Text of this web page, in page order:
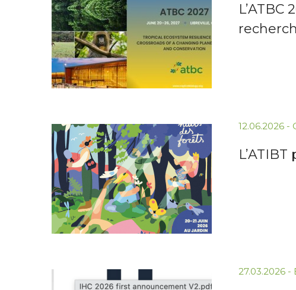
12.06.2026 -
27.03.2026 -